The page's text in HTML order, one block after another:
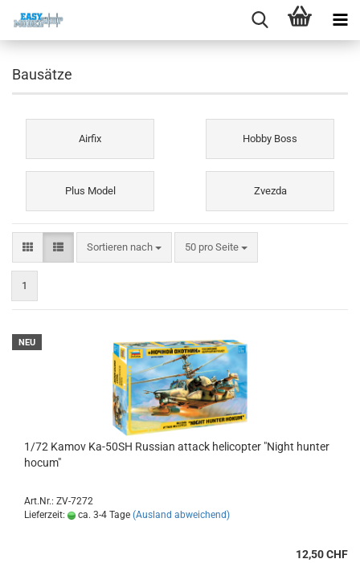
Bausätze
Airfix Hobby Boss
Plus Model Zvezda
Sortieren nach
Sortieren nach 50 pro Seite
pro Seite
1
NEU
1/72 Kamov Ka-50SH Russian attack helicopter "Night hunter
hocum"
Art.Nr.: ZV-7272
Lieferzeit:
ca. 3-4 Tage (Ausland abweichend)
12,50 CHF